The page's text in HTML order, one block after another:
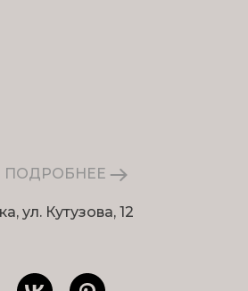
ПОДРОБНЕЕ
ул. Кутузова, 12